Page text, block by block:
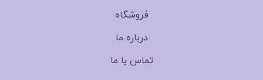
فروشگاه
درباره ما
تماس با ما